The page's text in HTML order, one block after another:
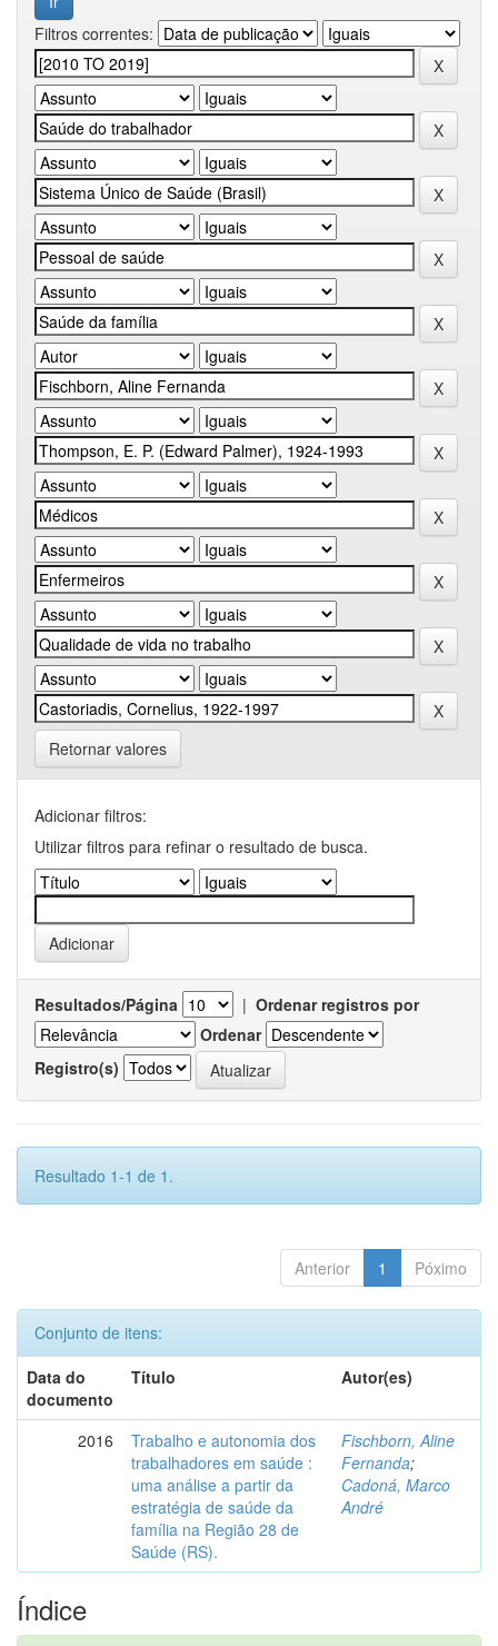
Filtros correntes:
Retornar valores
Adicionar filtros:
Utilizar filtros para refinar o resultado de busca.
Resultados/Página | Ordenar registros por
Ordenar
Registro(s)
Resultado 1-1 de 1.
Anterior 1 Póximo
Conjunto de itens:
Data do
documento
Título Autor(es)
2016
Trabalho e autonomia dos
trabalhadores em saúde :
uma análise a partir da
estratégia de saúde da
família na Região 28 de
Saúde (RS).
Fischborn, Aline
Fernanda;
Cadoná, Marco
André
Índice